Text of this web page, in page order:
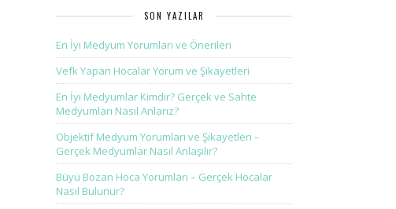
SON YAZILAR
En İyi Medyum Yorumları ve Önerileri
Vefk Yapan Hocalar Yorum ve Şikayetleri
En İyi Medyumlar Kimdir? Gerçek ve Sahte
Medyumları Nasıl Anlarız?
Objektif Medyum Yorumları ve Şikayetleri –
Gerçek Medyumlar Nasıl Anlaşılır?
Büyü Bozan Hoca Yorumları – Gerçek Hocalar
Nasıl Bulunur?